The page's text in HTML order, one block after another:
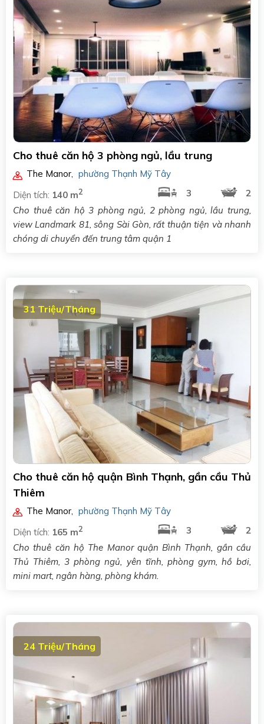
Cho thuê căn hộ 3 phòng ngủ, lầu trung
The Manor, phường Thạnh Mỹ Tây
Diện tích: 140 m2 3
2
Cho thuê căn hộ 3 phòng ngủ, 2 phòng ngủ, lầu trung,
view Landmark 81, sông Sài Gòn, rất thuận tiện và nhanh
chóng di chuyển đến trung tâm quận 1
31 Triệu/Tháng
Cho thuê căn hộ quận Bình Thạnh, gần cầu Thủ
Thiêm
The Manor
phường Thạnh Mỹ Tây
Diện tích: 165 m2 3
2
Cho thuê căn hộ The Manor quận Bình Thạnh, gần cầu
Thủ Thiêm, 3 phòng ngủ, yên tĩnh, phòng gym, hồ bơi,
mini mart, ngân hàng, phòng khám.
24 Triệu/Tháng